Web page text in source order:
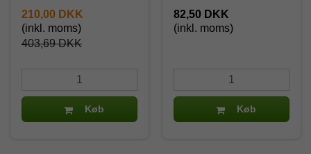
403,69 DKK
210,00 DKK
(inkl. moms)
Køb
82,50 DKK
(inkl. moms)
Køb